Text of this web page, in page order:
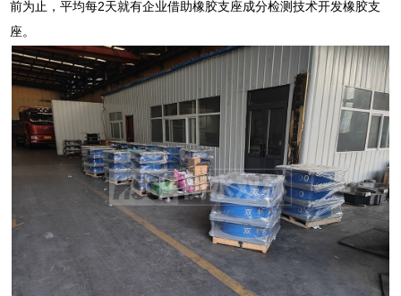
前为止，平均每2天就有企业借助橡胶支座成分检测技术开发橡胶支
座。